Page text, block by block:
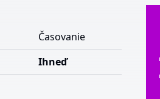
Časovanie
Ihneď